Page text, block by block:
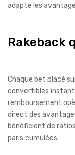
adapte les
Rakeback
Chaque bet placé
convertibles
remboursement
direct des
bénéficient de ratios
paris cumulées.